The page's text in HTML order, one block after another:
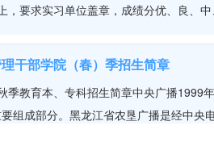
果。教师出版论著58本，出版主编和
结合。在人事制度上，实行在定岗、
基础工资和效绩工资相结合。在后勤服
好的社会效益和经济效益。基本经验
，要求实习单位盖章，成绩分优、良、
干部学院（春）季招生简章
季教育本、专科招生简章中央广播1999
组成部分。黑龙江省农垦广播是经中